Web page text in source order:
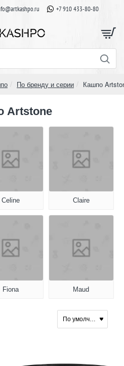
+7 910 433-80-80
По бренду и серии Кашпо
Artstone
Celine Claire
Fiona Maud